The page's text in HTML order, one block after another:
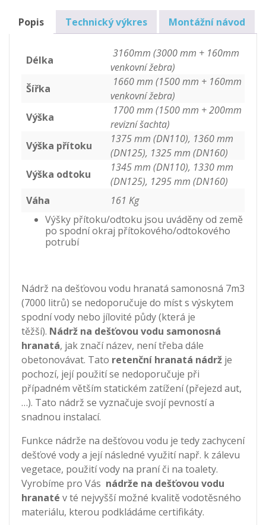
7m3
množství
Popis Technický výkres Montážní návod
Délka
3160mm (3000 mm + 160mm
venkovní žebra)
Šířka
1660 mm (1500 mm + 160mm
venkovní žebra)
Výška
1700 mm (1500 mm + 200mm
revizní šachta)
Výška přítoku
1375 mm (DN110), 1360 mm
(DN125), 1325 mm (DN160)
Výška odtoku
1345 mm (DN110), 1330 mm
(DN125), 1295 mm (DN160)
Váha
161 Kg
Výšky přítoku/odtoku jsou uváděny od země
po spodní okraj přítokového/odtokového
potrubí
Nádrž na dešťovou vodu hranatá samonosná 7m3
(7000 litrů) se nedoporučuje do míst s výskytem
spodní vody nebo jílovité půdy (která je
těžší). Nádrž na dešťovou vodu samonosná
hranatá, jak značí název, není třeba dále
obetonovávat. Tato retenční hranatá nádrž je
pochozí, její použití se nedoporučuje při
případném větším statickém zatížení (přejezd aut,
…). Tato nádrž se vyznačuje svojí pevností a
snadnou instalací.
Funkce nádrže na dešťovou vodu je tedy zachycení
dešťové vody a její následné využití např. k zálevu
vegetace, použití vody na praní či na toalety.
Vyrobíme pro Vás nádrže na dešťovou vodu
hranaté v té nejvyšší možné kvalitě vodotěsného
materiálu, kterou podkládáme certifikáty.